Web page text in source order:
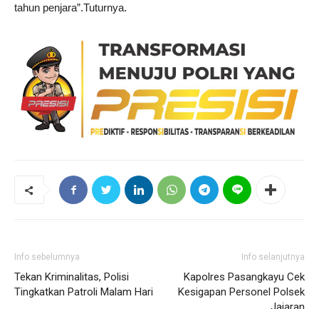
tahun penjara”.Tuturnya.
Info sebelumnya
Tekan Kriminalitas, Polisi
Tingkatkan Patroli Malam Hari
Info selanjutnya
Kapolres Pasangkayu Cek
Kesigapan Personel Polsek